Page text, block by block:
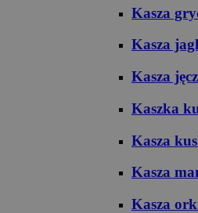
Kasza
Kasza
Kasza
Kaszka
Kasza
Kasza
Kasza